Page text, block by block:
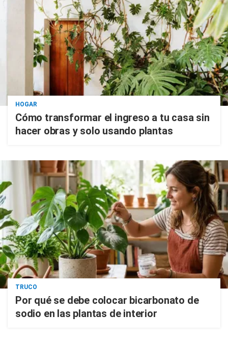
HOGAR
Cómo transformar el ingreso a tu casa sin
hacer obras y solo usando plantas
TRUCO
Por qué se debe colocar bicarbonato de
sodio en las plantas de interior